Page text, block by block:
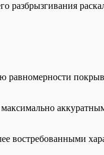
разбрызгивания
равномерности
максимально
востребованными